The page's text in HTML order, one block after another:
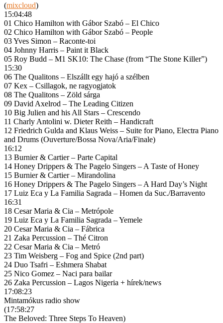
(mixcloud)
15:04:48
01 Chico Hamilton with Gábor Szabó – El Chico
02 Chico Hamilton with Gábor Szabó – People
03 Yves Simon – Raconte-toi
04 Johnny Harris – Paint it Black
05 Roy Budd – M1 SK10: The Chase (from “The Stone Killer”)
15:30
06 The Qualitons – Elszállt egy hajó a szélben
07 Kex – Csillagok, ne ragyogjatok
08 The Qualitons – Zöld sárga
09 David Axelrod – The Leading Citizen
10 Big Julien and his All Stars – Crescendo
11 Charly Antolini w. Dieter Reith – Handicraft
12 Friedrich Gulda and Klaus Weiss – Suite for Piano, Electra Piano
and Drums (Ouverture/Bossa Nova/Aria/Finale)
16:12
13 Burnier & Cartier – Parte Capital
14 Honey Drippers & The Pagelo Singers – A Taste of Honey
15 Burnier & Cartier – Mirandolina
16 Honey Drippers & The Pagelo Singers – A Hard Day’s Night
17 Luiz Eca y La Familia Sagrada – Homen da Suc./Barravento
16:31
18 Cesar Maria & Cia – Metrópole
19 Luiz Eca y La Familia Sagrada – Yemele
20 Cesar Maria & Cia – Fábrica
21 Zaka Percussion – Thé Citron
22 Cesar Maria & Cia – Metró
23 Tim Weisberg – Fog and Spice (2nd part)
24 Duo Tsafri – Eshmera Shabat
25 Nico Gomez – Naci para bailar
26 Zaka Percussion – Lagos Nigeria + hírek/news
17:08:23
Mintamókus radio show
(17:58:27
The Beloved: Three Steps To Heaven)